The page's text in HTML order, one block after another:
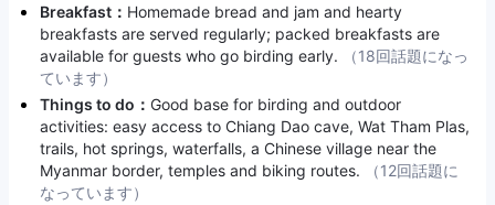
Breakfast： Homemade bread and jam and hearty
breakfasts are served regularly; packed breakfasts are
available for guests who go birding early.
（18回話題になっ
ています）
Things to do： Good base for birding and outdoor
activities: easy access to Chiang Dao cave, Wat Tham Plas,
trails, hot springs, waterfalls, a Chinese village near the
Myanmar border, temples and biking routes.
（12回話題に
なっています）